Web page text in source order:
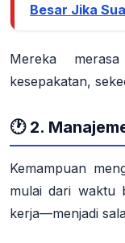
Besar Jika
Mereka
kesepakatan,
🕐 2.
Kemampuan
mulai dari waktu
kerja—menjadi